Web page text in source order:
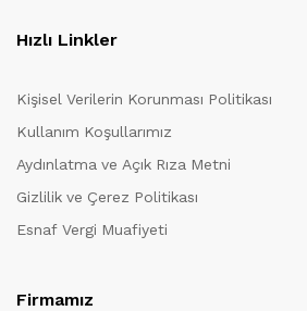
Hızlı Linkler
Kişisel Verilerin Korunması Politikası
Kullanım Koşullarımız
Aydınlatma ve Açık Rıza Metni
Gizlilik ve Çerez Politikası
Esnaf Vergi Muafiyeti
Firmamız